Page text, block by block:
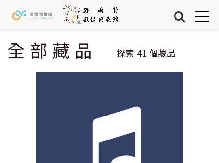
關於我們
Jump to Navigation
Jump to Main content
您在這裡
全部藏品 探索 41 個藏品